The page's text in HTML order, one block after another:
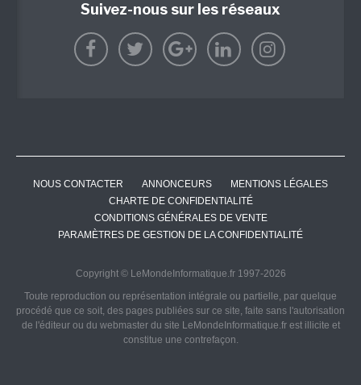
Suivez-nous sur les réseaux
NOUS CONTACTER ANNONCEURS
MENTIONS LÉGALES
CHARTE DE CONFIDENTIALITÉ
CONDITIONS GÉNÉRALES DE VENTE
PARAMÈTRES DE GESTION DE LA CONFIDENTIALITÉ
Copyright © LeMondeInformatique.fr 1997-2026
Toute reproduction ou représentation intégrale ou partielle, par quelque
procédé que ce soit, des pages publiées sur ce site, faite sans l'autorisation
de l'éditeur ou du webmaster du site LeMondeInformatique.fr est illicite et
constitue une contrefaçon.